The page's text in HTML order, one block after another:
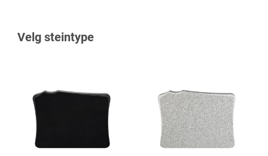
Velg steintype